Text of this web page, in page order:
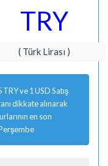
TRY
( Türk Lirası )
ve 1 USD Satış
dikkate alınarak
en son